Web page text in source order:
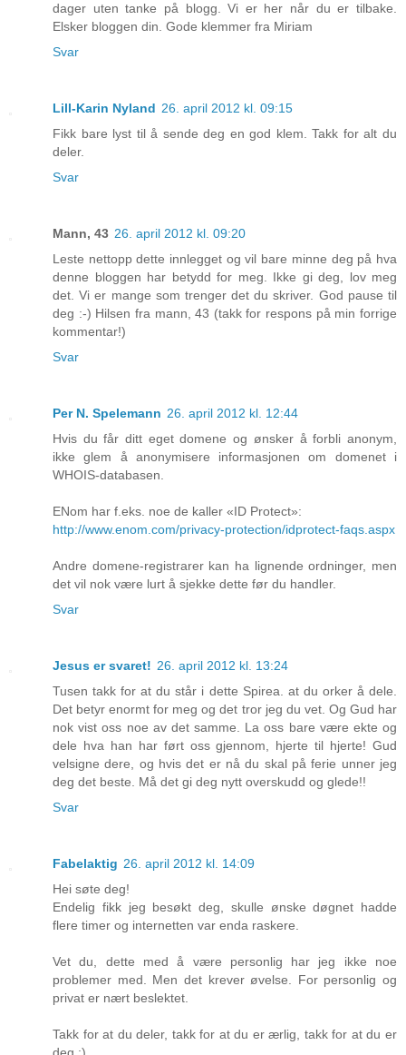
dager uten tanke på blogg. Vi er her når du er tilbake.
Elsker bloggen din. Gode klemmer fra Miriam
Svar
Lill-Karin Nyland 26. april 2012 kl. 09:15
Fikk bare lyst til å sende deg en god klem. Takk for alt du
deler.
Svar
Mann, 43 26. april 2012 kl. 09:20
Leste nettopp dette innlegget og vil bare minne deg på hva
denne bloggen har betydd for meg. Ikke gi deg, lov meg
det. Vi er mange som trenger det du skriver. God pause til
deg :-) Hilsen fra mann, 43 (takk for respons på min forrige
kommentar!)
Svar
Per N. Spelemann 26. april 2012 kl. 12:44
Hvis du får ditt eget domene og ønsker å forbli anonym,
ikke glem å anonymisere informasjonen om domenet i
WHOIS-databasen.
ENom har f.eks. noe de kaller «ID Protect»:
http://www.enom.com/privacy-protection/idprotect-faqs.aspx
Andre domene-registrarer kan ha lignende ordninger, men
det vil nok være lurt å sjekke dette før du handler.
Svar
Jesus er svaret! 26. april 2012 kl. 13:24
Tusen takk for at du står i dette Spirea. at du orker å dele.
Det betyr enormt for meg og det tror jeg du vet. Og Gud har
nok vist oss noe av det samme. La oss bare være ekte og
dele hva han har ført oss gjennom, hjerte til hjerte! Gud
velsigne dere, og hvis det er nå du skal på ferie unner jeg
deg det beste. Må det gi deg nytt overskudd og glede!!
Svar
Fabelaktig 26. april 2012 kl. 14:09
Hei søte deg!
Endelig fikk jeg besøkt deg, skulle ønske døgnet hadde
flere timer og internetten var enda raskere.
Vet du, dette med å være personlig har jeg ikke noe
problemer med. Men det krever øvelse. For personlig og
privat er nært beslektet.
Takk for at du deler, takk for at du er ærlig, takk for at du er